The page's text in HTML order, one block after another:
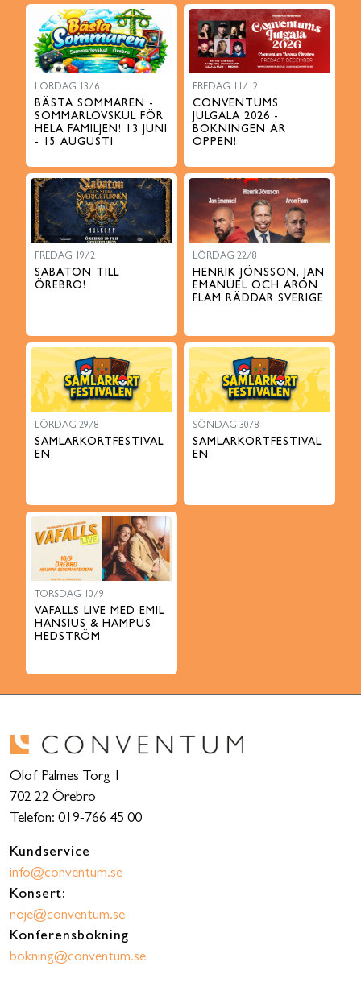
LÖRDAG 13/6
BÄSTA SOMMAREN -
SOMMARLOVSKUL FÖR
HELA FAMILJEN! 13 JUNI
- 15 AUGUSTI
FREDAG 11/12
CONVENTUMS
JULGALA 2026 -
BOKNINGEN ÄR
ÖPPEN!
FREDAG 19/2
SABATON TILL
ÖREBRO!
LÖRDAG 22/8
HENRIK JÖNSSON, JAN
EMANUEL OCH ARON
FLAM RÄDDAR SVERIGE
LÖRDAG 29/8
SAMLARKORTFESTIVAL
EN
SÖNDAG 30/8
SAMLARKORTFESTIVAL
EN
TORSDAG 10/9
VAFALLS LIVE MED EMIL
HANSIUS & HAMPUS
HEDSTRÖM
Olof Palmes Torg 1
702 22 Örebro
Telefon: 019-766 45 00
Kundservice
info@conventum.se
Konsert:
noje@conventum.se
Konferensbokning
bokning@conventum.se